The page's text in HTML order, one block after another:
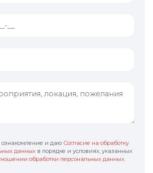
и даю Согласие на обработку
данных в порядке и условиях, указанных
обработки персональных данных